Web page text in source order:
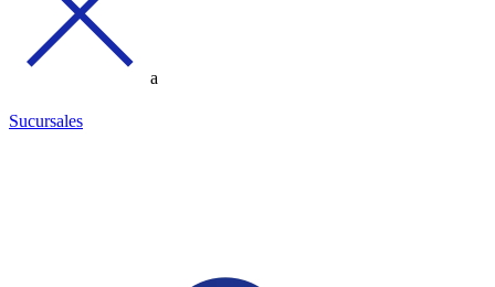
a
Sucursales